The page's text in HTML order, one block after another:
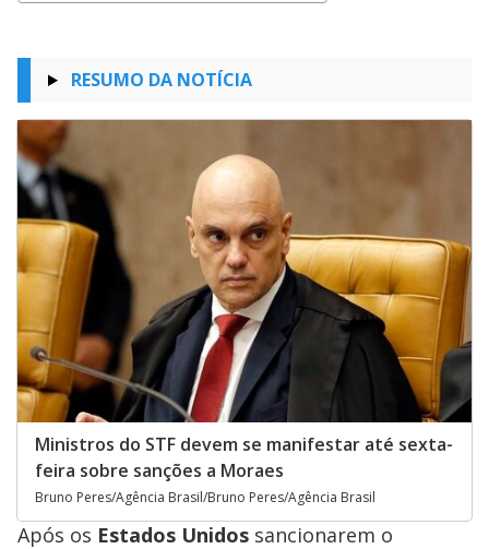
RESUMO DA NOTÍCIA
Ministros do STF devem se manifestar até sexta-
feira sobre sanções a Moraes
Bruno Peres/Agência Brasil/Bruno Peres/Agência Brasil
Após os Estados Unidos sancionarem o